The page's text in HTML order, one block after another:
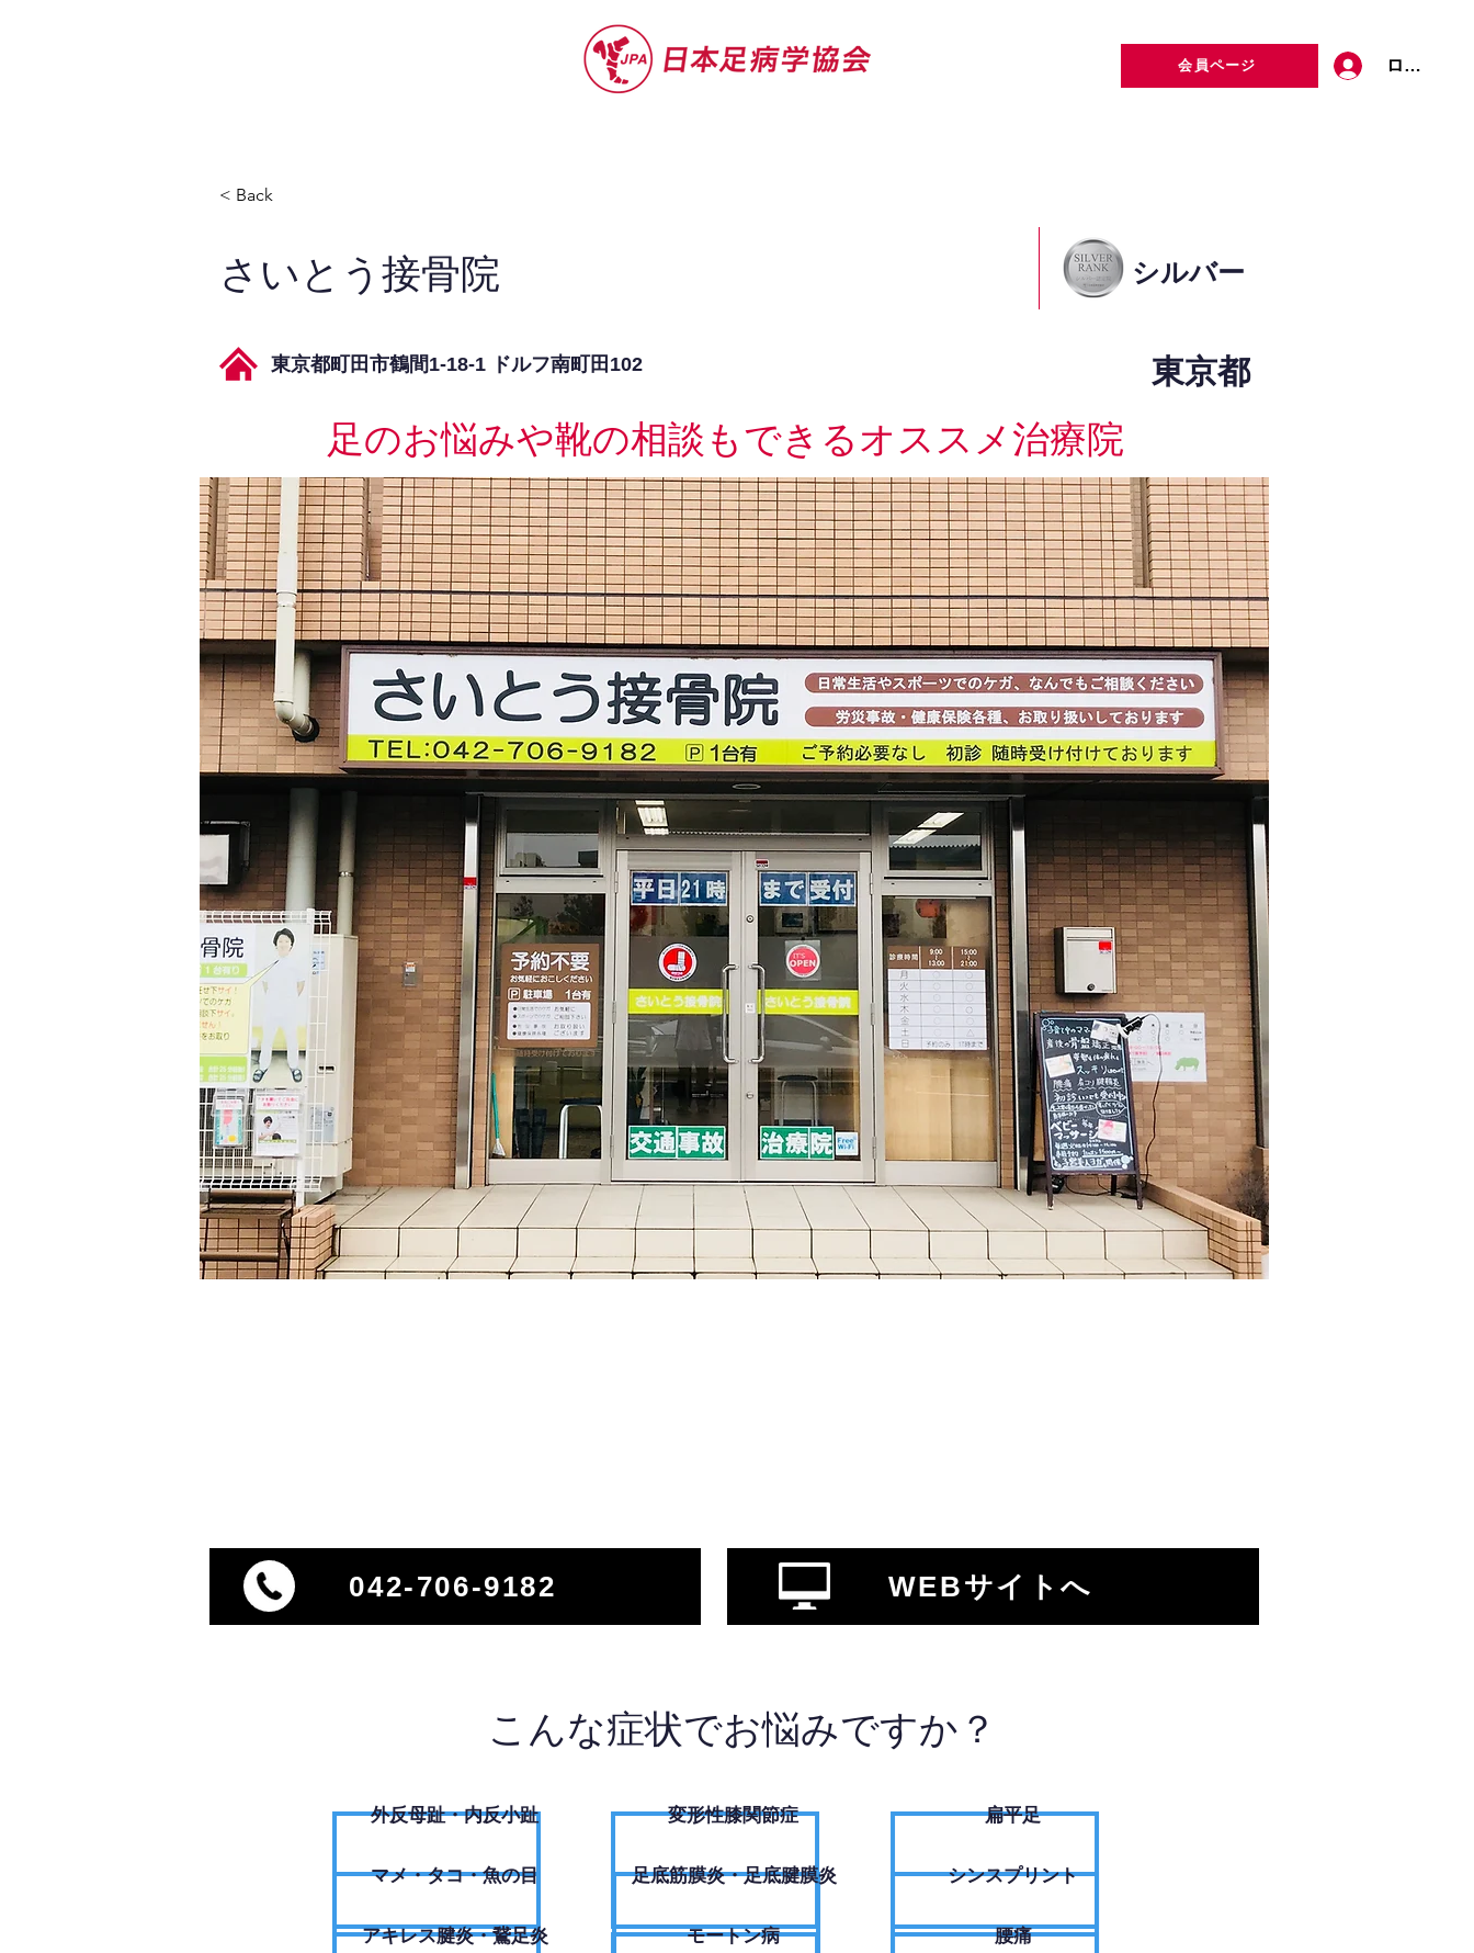
会員ページ ログイン
< Back
さいとう接骨院 シルバー
東京都町田市鶴間1-18-1 ドルフ南町田102 東京都
足のお悩みや靴の相談もできるオススメ治療院
042-706-9182 WEBサイトへ
こんな症状でお悩みですか？
外反母趾・内反小趾
​マメ・タコ・魚の目
アキレス腱炎・鵞足炎
変形性膝関節症
足底筋膜炎・足底腱膜炎
モートン病
扁平足
シンスプリント
腰痛